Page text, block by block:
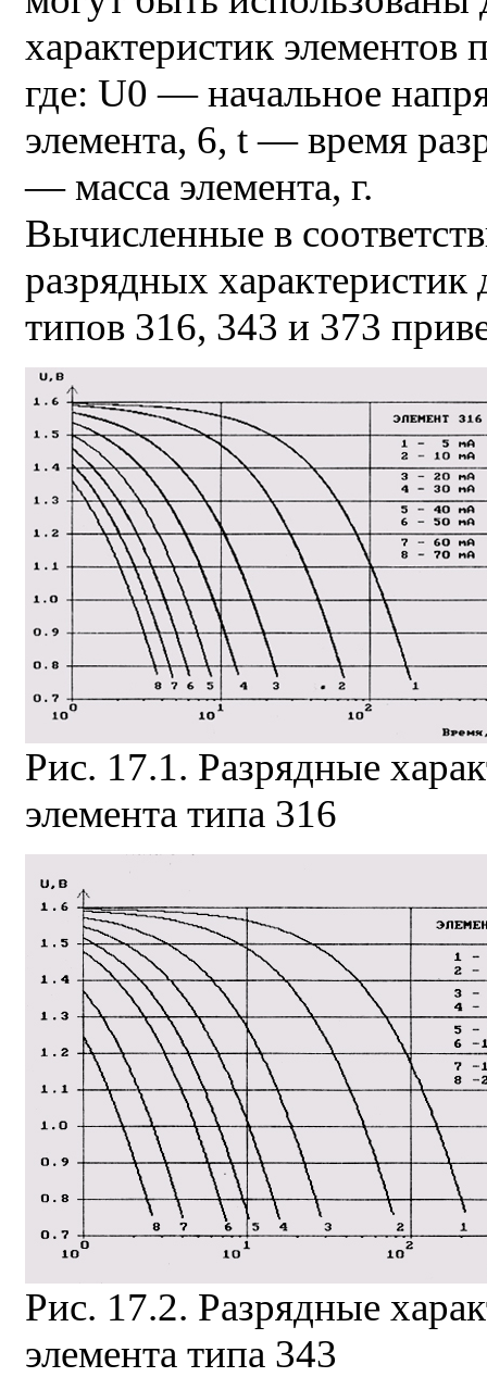
характеристик элементов
где: U0 — начальное
элемента, 6, t — время
— масса элемента, г.
Вычисленные в
разрядных характеристик
типов 316, 343 и 373
Рис. 17.1. Разрядные
элемента типа 316
Риc. 17.2. Разрядные
элемента типа 343